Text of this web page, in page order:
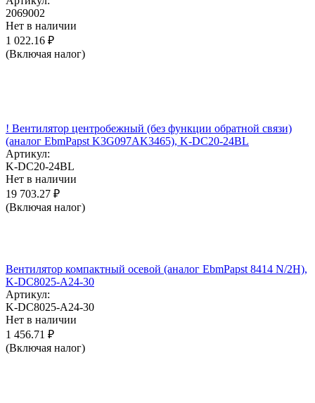
2069002
Нет в наличии
1 022.16 ₽
(Включая налог)
! Вентилятор центробежный (без функции обратной связи)
(аналог EbmPapst K3G097AK3465), K-DC20-24BL
Артикул:
K-DC20-24BL
Нет в наличии
19 703.27 ₽
(Включая налог)
Вентилятор компактный осевой (аналог EbmPapst 8414 N/2H),
K-DC8025-A24-30
Артикул:
K-DC8025-A24-30
Нет в наличии
1 456.71 ₽
(Включая налог)